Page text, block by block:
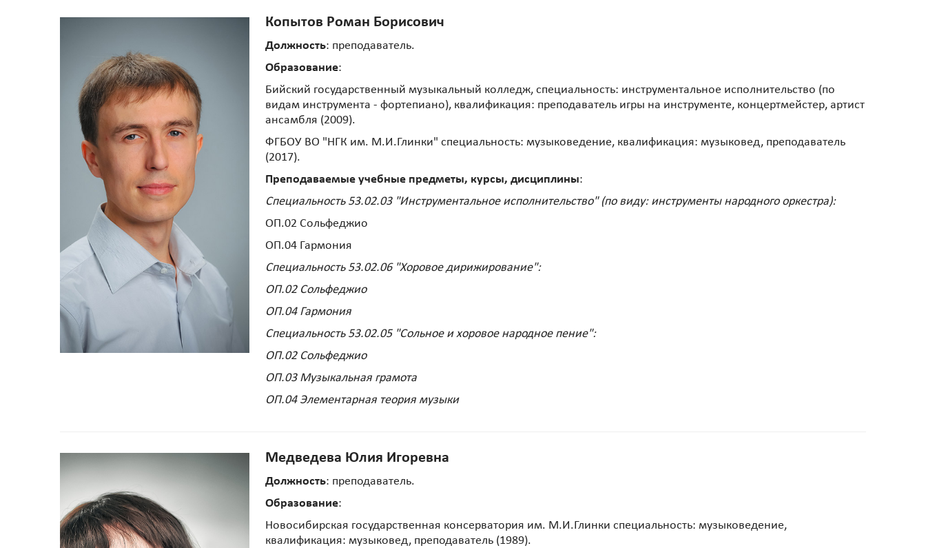
Копытов Роман Борисович
Должность: преподаватель.
Образование:
Бийский государственный музыкальный колледж, специальность: инструментальное исполнительство (по
видам инструмента - фортепиано), квалификация: преподаватель игры на инструменте, концертмейстер, артист
ансамбля (2009).
ФГБОУ ВО "НГК им. М.И.Глинки" специальность: музыковедение, квалификация: музыковед, преподаватель
(2017).
Преподаваемые учебные предметы, курсы, дисциплины:
Специальность 53.02.03 "Инструментальное исполнительство" (по виду: инструменты народного оркестра):
ОП.02 Сольфеджио
ОП.04 Гармония
Специальность 53.02.06 "Хоровое дирижирование":
ОП.02 Сольфеджио
ОП.04 Гармония
Специальность 53.02.05 "Сольное и хоровое народное пение":
ОП.02 Сольфеджио
ОП.03 Музыкальная грамота
ОП.04 Элементарная теория музыки
Медведева Юлия Игоревна
Должность: преподаватель.
Образование:
Новосибирская государственная консерватория им. М.И.Глинки специальность: музыковедение,
квалификация: музыковед, преподаватель (1989).